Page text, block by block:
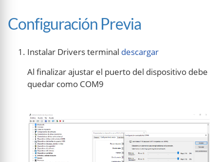
Configuración Previa
Instalar Drivers terminal descargar
Al finalizar ajustar el puerto del dispositivo debe
quedar como COM9